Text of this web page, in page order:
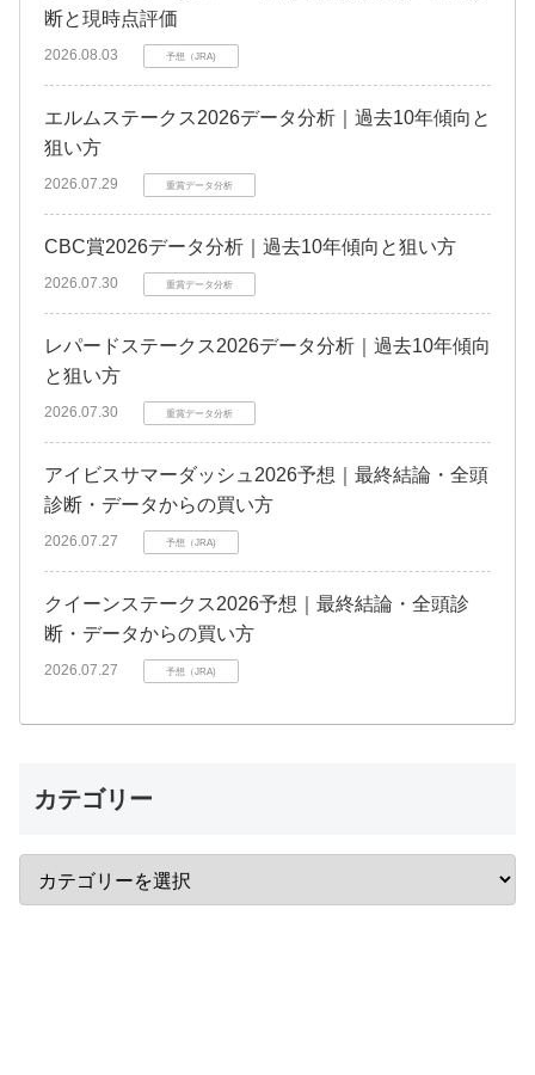
断と現時点評価
2026.08.03 予想（JRA)
エルムステークス2026データ分析｜過去10年傾向と
狙い方
2026.07.29 重賞データ分析
CBC賞2026データ分析｜過去10年傾向と狙い方
2026.07.30 重賞データ分析
レパードステークス2026データ分析｜過去10年傾向
と狙い方
2026.07.30 重賞データ分析
アイビスサマーダッシュ2026予想｜最終結論・全頭
診断・データからの買い方
2026.07.27 予想（JRA)
クイーンステークス2026予想｜最終結論・全頭診
断・データからの買い方
2026.07.27 予想（JRA)
カテゴリー